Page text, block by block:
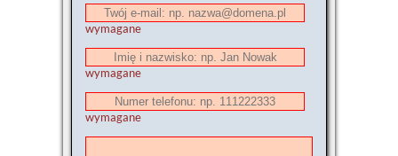
wymagane
wymagane
wymagane